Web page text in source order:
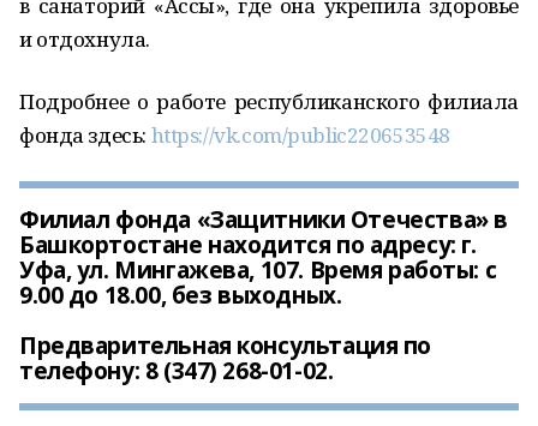
и отдохнула.
Подробнее о работе республиканского филиала
фонда здесь: https://vk.com/public220653548
Филиал фонда «Защитники Отечества» в
Башкортостане находится по адресу: г.
Уфа, ул. Мингажева, 107. Время работы: с
9.00 до 18.00, без выходных.
Предварительная консультация по
телефону: 8 (347) 268-01-02.